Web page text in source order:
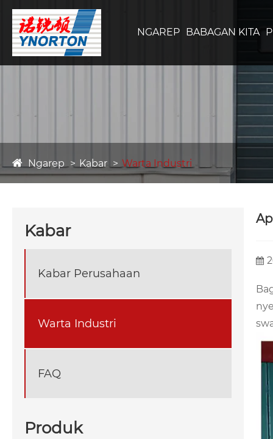
NGAREP BABAGAN KITA
Ngarep Kabar Warta Industri
Kabar
Kabar Perusahaan
Warta Industri
FAQ
Produk